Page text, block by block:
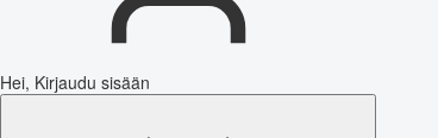
Hei, Kirjaudu sisään